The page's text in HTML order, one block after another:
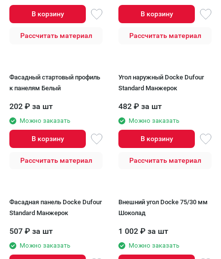
В корзину
Рассчитать материал
В корзину
Рассчитать материал
Фасадный стартовый профиль
к панелям Белый
202 ₽ за шт
Можно заказать
В корзину
Рассчитать материал
Угол наружный Docke Dufour
Standard Манжерок
482 ₽ за шт
Можно заказать
В корзину
Рассчитать материал
Фасадная панель Docke Dufour
Standard Манжерок
507 ₽ за шт
Можно заказать
Внешний угол Docke 75/30 мм
Шоколад
1 002 ₽ за шт
Можно заказать